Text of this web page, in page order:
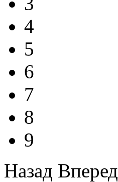
4
5
6
7
8
9
Назад Вперед